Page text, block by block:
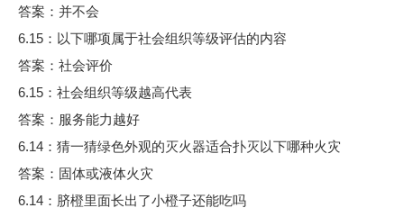
答案：并不会
6.15：以下哪项属于社会组织等级评估的内容
答案：社会评价
6.15：社会组织等级越高代表
答案：服务能力越好
6.14：猜一猜绿色外观的灭火器适合扑灭以下哪种火灾
答案：固体或液体火灾
6.14：脐橙里面长出了小橙子还能吃吗